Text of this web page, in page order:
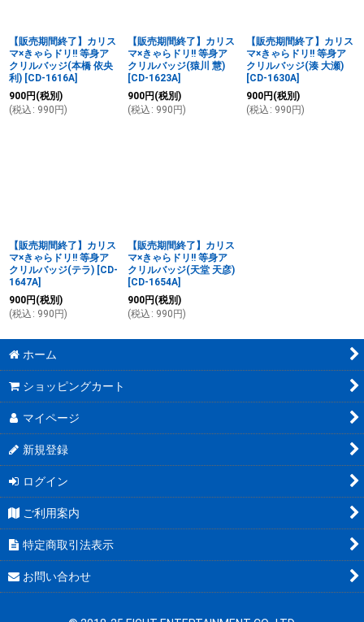
【販売期間終了】カリス
マ×きゃらドリ!! 等身ア
クリルバッジ(本橋 依央
利) [CD-1616A]
900円 (税別)
(税込 : 990 円)
【販売期間終了】カリス
マ×きゃらドリ!! 等身ア
クリルバッジ(猿川 慧)
[CD-1623A]
900円 (税別)
(税込 : 990 円)
【販売期間終了】カリス
マ×きゃらドリ!! 等身ア
クリルバッジ(湊 大瀬)
[CD-1630A]
900円 (税別)
(税込 : 990 円)
【販売期間終了】カリス
マ×きゃらドリ!! 等身ア
クリルバッジ(テラ) [CD-
1647A]
900円 (税別)
(税込 : 990 円)
【販売期間終了】カリス
マ×きゃらドリ!! 等身ア
クリルバッジ(天堂 天彦)
[CD-1654A]
900円 (税別)
(税込 : 990 円)
ホーム
ショッピングカート
マイページ
新規登録
ログイン
ご利用案内
特定商取引法表示
お問い合わせ